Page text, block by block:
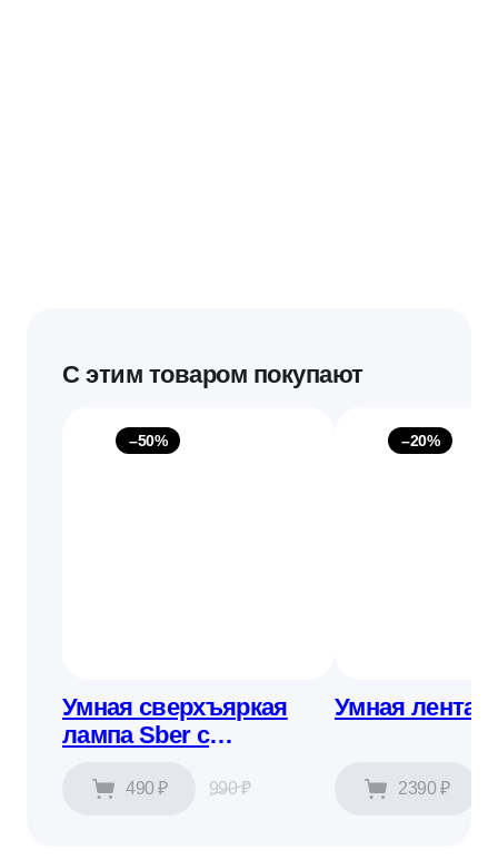
С этим товаром покупают
–50%
Умная сверхъяркая
лампа Sber с
E27
490 ₽ 990 ₽
–20%
Умная лента,
2390 ₽